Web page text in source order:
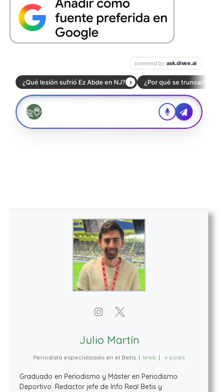
Julio Martín
Periodista especializado en el Betis | Web | + posts
Graduado en Periodismo y Máster en Periodismo
Deportivo. Redactor jefe de Info Real Betis y